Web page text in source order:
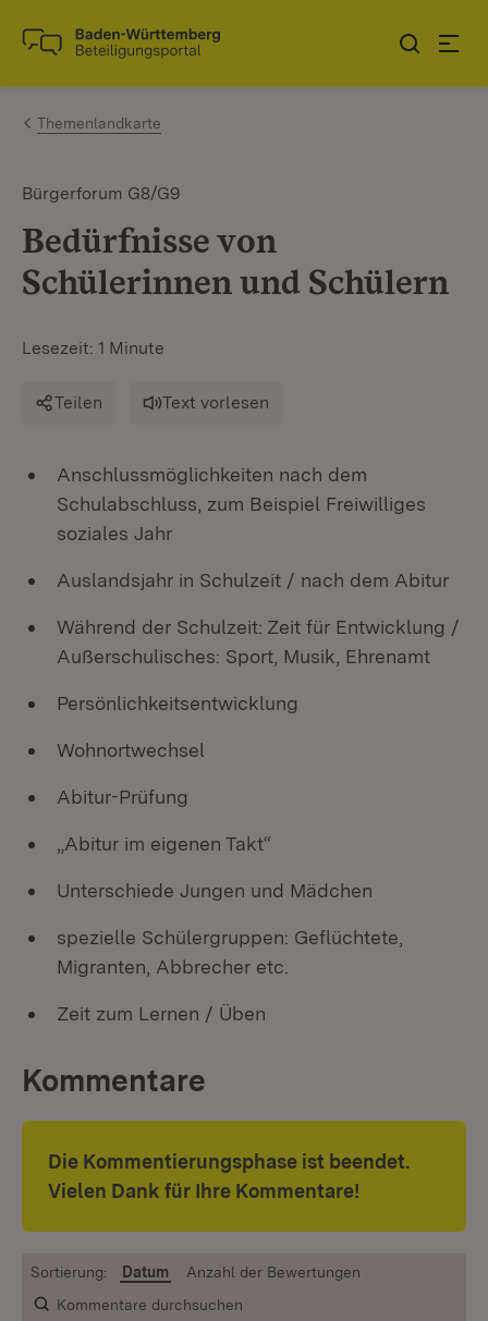
Zum Inhalt springen
Link zur Startseite
Themenlandkarte
Bürgerforum G8/G9
Bedürfnisse von
Schülerinnen und Schülern
Lesezeit: 1 Minute
Teilen Text vorlesen
Anschlussmöglichkeiten nach dem
Schulabschluss, zum Beispiel Freiwilliges
soziales Jahr
Auslandsjahr in Schulzeit / nach dem Abitur
Während der Schulzeit: Zeit für Entwicklung /
Außerschulisches: Sport, Musik, Ehrenamt
Persönlichkeitsentwicklung
Wohnortwechsel
Abitur-Prüfung
„Abitur im eigenen Takt“
Unterschiede Jungen und Mädchen
spezielle Schülergruppen: Geflüchtete,
Migranten, Abbrecher etc.
Zeit zum Lernen / Üben
Kommentare
Die Kommentierungsphase ist beendet.
Vielen Dank für Ihre Kommentare!
Kommentare durchsuchen
Sortierung: Datum Anzahl der Bewertungen